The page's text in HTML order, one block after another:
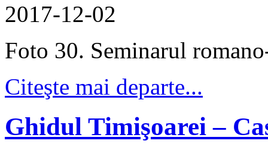
2017-12-02
Foto 30. Seminarul
Citeşte mai departe...
Ghidul Timişoarei –